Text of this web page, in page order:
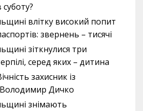
влітку високий попит
звернень – тисячі
зіткнулися три
серед яких – дитина
захисник із
Дичко
знімають